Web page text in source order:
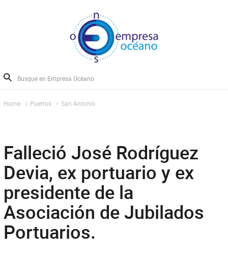
Home Puertos San Antonio
Falleció José Rodríguez
Devia, ex portuario y ex
presidente de la
Asociación de Jubilados
Portuarios.